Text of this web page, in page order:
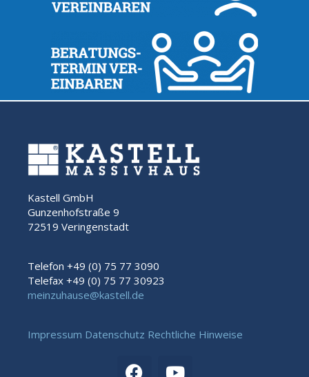
Kastell GmbH
Gunzenhofstraße 9
72519 Veringenstadt
Telefon +49 (0) 75 77 3090
Telefax +49 (0) 75 77 30923
meinzuhause@kastell.de
Impressum Datenschutz Rechtliche Hinweise